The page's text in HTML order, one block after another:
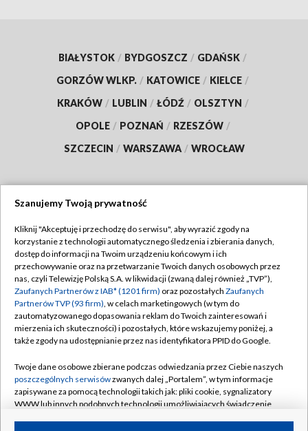
BIAŁYSTOK / BYDGOSZCZ / GDAŃSK /
GORZÓW WLKP. / KATOWICE / KIELCE /
KRAKÓW / LUBLIN / ŁÓDŹ / OLSZTYN /
OPOLE / POZNAŃ / RZESZÓW /
SZCZECIN / WARSZAWA / WROCŁAW
TVP
Abonament TVP
Emisja w TVP
Centrum informacji TVP
Naziemna Telewizja Cyfrowa
Rada Programowa
System NOS
Informacje o nadawcy
Regulamin TVP
Polityka prywatności
Moje zgody
Pomoc
Kontakt
Kanały
Szanujemy Twoją prywatność
Kliknij "Akceptuję i przechodzę do serwisu", aby wyrazić zgody na
korzystanie z technologii automatycznego śledzenia i zbierania danych,
dostęp do informacji na Twoim urządzeniu końcowym i ich
przechowywanie oraz na przetwarzanie Twoich danych osobowych przez
nas, czyli Telewizję Polską S.A. w likwidacji (zwaną dalej również „TVP”),
Zaufanych Partnerów z IAB* (1201 firm) oraz pozostałych Zaufanych
Partnerów TVP (93 firm), w celach marketingowych (w tym do
zautomatyzowanego dopasowania reklam do Twoich zainteresowań i
mierzenia ich skuteczności) i pozostałych, które wskazujemy poniżej, a
także zgody na udostępnianie przez nas identyfikatora PPID do Google.
Twoje dane osobowe zbierane podczas odwiedzania przez Ciebie naszych
poszczególnych serwisówzwanych dalej „Portalem”, w tym informacje
zapisywane za pomocą technologii takich jak: pliki cookie, sygnalizatory
WWW lub innych podobnych technologii umożliwiających świadczenie